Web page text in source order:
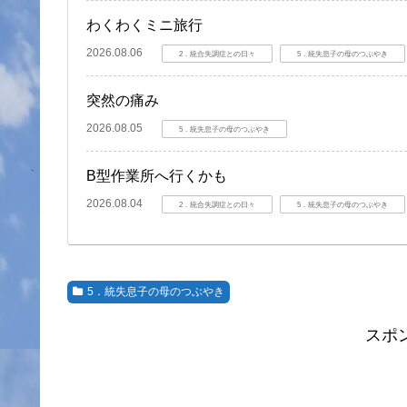
わくわくミニ旅行
2026.08.06 2．統合失調症との日々 5．統失息子の母のつぶやき
突然の痛み
2026.08.05 5．統失息子の母のつぶやき
B型作業所へ行くかも
2026.08.04 2．統合失調症との日々 5．統失息子の母のつぶやき
5．統失息子の母のつぶやき
スポ